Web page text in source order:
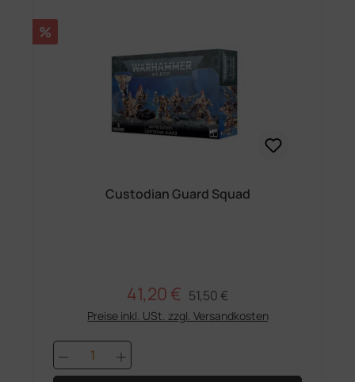
Rabatt
%
Custodian Guard Squad
Verkaufspreis:
41,20 € Regulärer Preis:
51,50 €
Preise inkl. USt. zzgl. Versandkosten
Produkt Anzahl: Gib den